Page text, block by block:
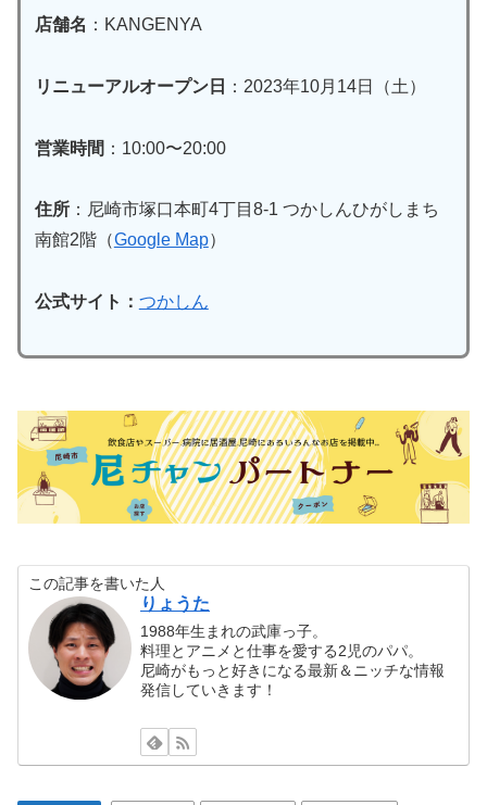
店舗名 ：KANGENYA
リニューアルオープン日 ：2023年10月14日（土）
営業時間 ：10:00〜20:00
住所：尼崎市塚口本町4丁目8-1 つかしんひがしまち
南館2階（Google Map）
公式サイト： つかしん
この記事を書いた人
りょうた
1988年生まれの武庫っ子。
料理とアニメと仕事を愛する2児のパパ。
尼崎がもっと好きになる最新＆ニッチな情報
発信していきます！